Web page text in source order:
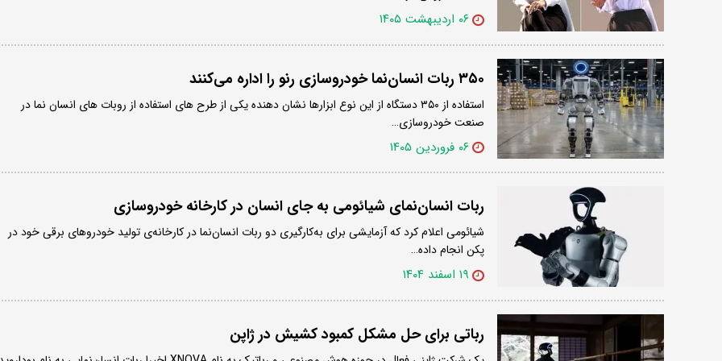
۰۶ اردیبهشت ۱۴۰۵
۳۵۰ ربات انسان‌نما خودروسازی رنو را اداره می‌کنند
استفاده از ۳۵۰ دستگاه از این نوع ابزارها نشان دهنده یکی از طرح های استفاده از روبات های انسان نما در
صنعت خودروسازی…
۰۶ فروردین ۱۴۰۵
ربات انسان‌نمای شیائومی به جای انسان در کارخانه خودروسازی
شیائومی اعلام کرد که آزمایشی برای به‌کارگیری دو ربات انسان‌نما در کارخانه‌ی تولید خودروهای برقی خود در
پکن انجام داده…
۱۹ اسفند ۱۴۰۴
رباتی برای حل مشکل کمبود کشیش‌ در ژاپن